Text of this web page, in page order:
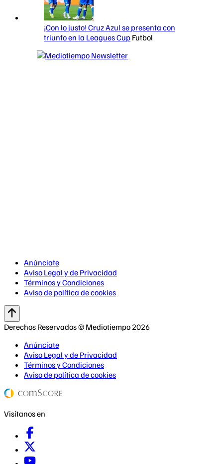
¡Con lo justo! Cruz Azul se presenta con
triunfo en la Leagues Cup Futbol
Anúnciate
Aviso Legal y de Privacidad
Términos y Condiciones
Aviso de política de cookies
Derechos Reservados © Mediotiempo 2026
Anúnciate
Aviso Legal y de Privacidad
Términos y Condiciones
Aviso de política de cookies
Visítanos en